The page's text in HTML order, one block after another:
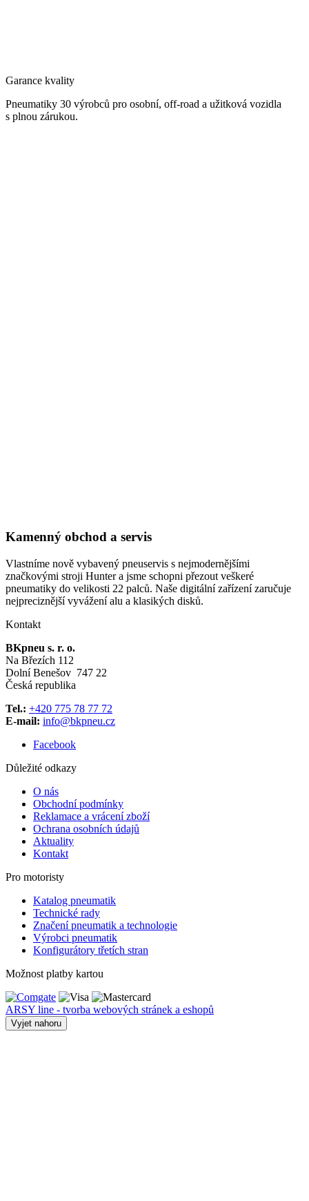
Garance kvality
Pneumatiky 30 výrobců pro osobní, off-road a užitková vozidla
s plnou zárukou.
Kamenný obchod a servis
Vlastníme nově vybavený pneuservis s nejmodernějšími
značkovými stroji Hunter a jsme schopni přezout veškeré
pneumatiky do velikosti 22 palců. Naše digitální zařízení zaručuje
nejpreciznější vyvážení alu a klasikých disků.
Kontakt
BKpneu s. r. o.
Na Březích 112
Dolní Benešov 747 22
Česká republika
Tel.: +420 775 78 77 72
E-mail: info@bkpneu.cz
Facebook
Důležité odkazy
O nás
Obchodní podmínky
Reklamace a vrácení zboží
Ochrana osobních údajů
Aktuality
Kontakt
Pro motoristy
Katalog pneumatik
Technické rady
Značení pneumatik a technologie
Výrobci pneumatik
Konfigurátory třetích stran
Možnost platby kartou
ARSY line - tvorba webových stránek a eshopů
Vyjet nahoru